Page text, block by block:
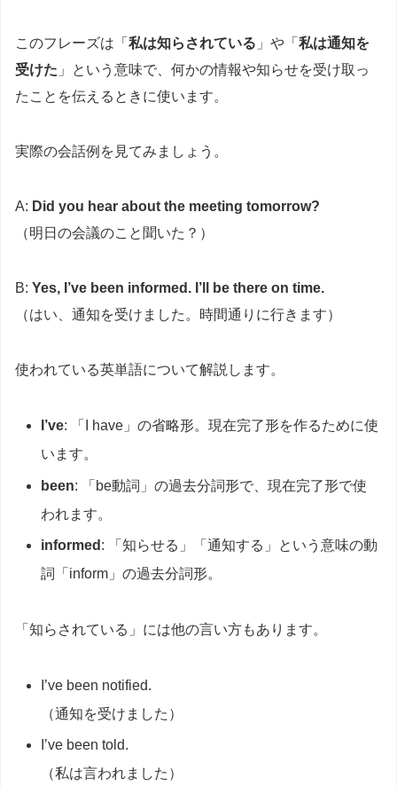
このフレーズは「 私は知らされている 」や「 私は通知を
受けた 」という意味で、何かの情報や知らせを受け取っ
たことを伝えるときに使います。
実際の会話例を見てみましょう。
A: Did you hear about the meeting tomorrow?
（明日の会議のこと聞いた？）
B: Yes, I’ve been informed. I’ll be there on time.
（はい、通知を受けました。時間通りに行きます）
使われている英単語について解説します。
I’ve: 「I have」の省略形。現在完了形を作るために使
います。
been: 「be動詞」の過去分詞形で、現在完了形で使
われます。
informed : 「知らせる」「通知する」という意味の動
詞「inform」の過去分詞形。
「知らされている」には他の言い方もあります。
I’ve been notified.
（通知を受けました）
I’ve been told.
（私は言われました）